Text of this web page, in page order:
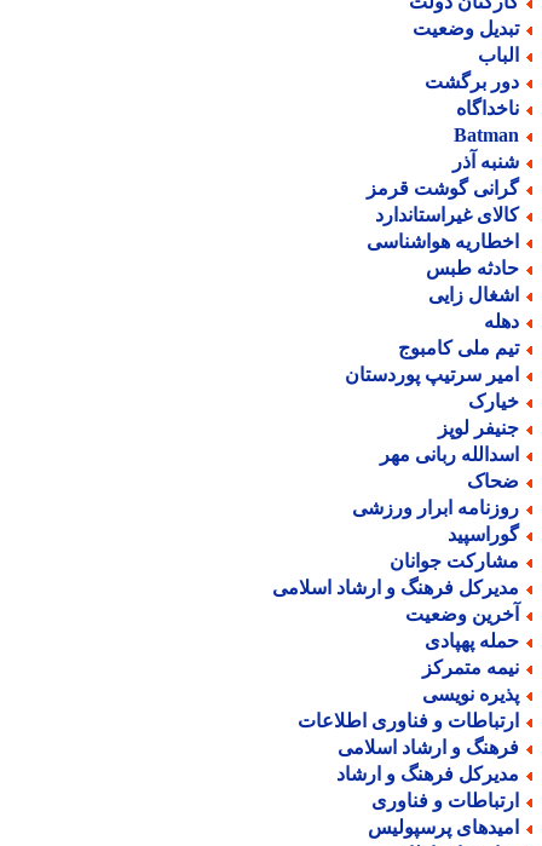
وضعیت
برگشت
آذر
گوشت قرمز
غیراستاندارد
هواشناسی
طبس
زایی
ملی کامبوج
سرتیپ پوردستان
لوپز
ربانی مهر
ابرار ورزشی
جوانان
فرهنگ و ارشاد اسلامی
وضعیت
پهپادی
متمرکز
نویسی
و فناوری اطلاعات
و ارشاد اسلامی
فرهنگ و ارشاد
و فناوری
پرسپولیس